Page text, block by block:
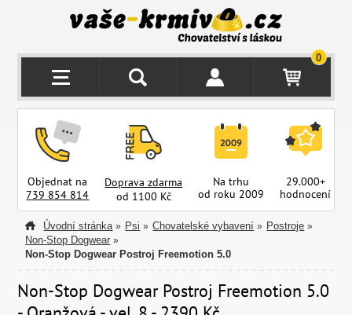
0
Objednat na
739 854 814
Doprava zdarma
od 1100 Kč
Na trhu
od roku 2009
29.000+
hodnocení
Úvodní stránka » Psi » Chovatelské vybavení » Postroje »
Non-Stop Dogwear »
Non-Stop Dogwear Postroj Freemotion 5.0
Non-Stop Dogwear Postroj Freemotion 5.0